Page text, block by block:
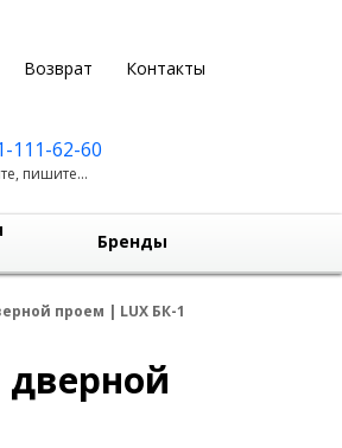
Возврат Контакты
111-62-60
пишите...
Бренды
проем | LUX БК-1
дверной